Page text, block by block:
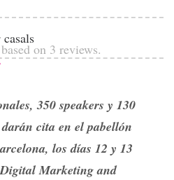
casals
based on 3 reviews.
350 speakers y 130
darán cita en el pabellón
los días 12 y 13
Digital Marketing and